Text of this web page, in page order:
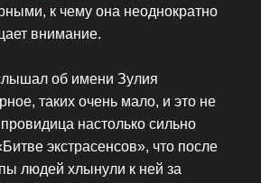
к чему она неоднократно
внимание.
об имени Зулия
таких очень мало, и это не
настолько сильно
экстрасенсов», что после
людей хлынули к ней за